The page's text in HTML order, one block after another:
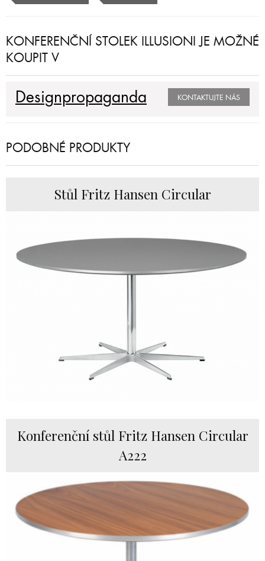
KONFERENČNÍ STOLEK ILLUSIONI JE MOŽNÉ
KOUPIT V
Designpropaganda KONTAKTUJTE NÁS
PODOBNÉ PRODUKTY
Stůl Fritz Hansen Circular
Konferenční stůl Fritz Hansen Circular
A222